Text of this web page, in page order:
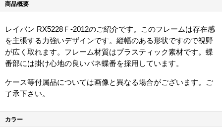
商品概要
レイバン RX5228Ｆ-2012のご紹介です。このフレームは存在感
を主張する力強いデザインです。縦幅のある形状ですので視野
が広く取れます。フレーム材質はプラスティック素材です。蝶
番部には掛け心地の良いバネ蝶番を採用しています。
ケース等付属品については画像と異なる場合がございます。ご
了承下さい。
カラー